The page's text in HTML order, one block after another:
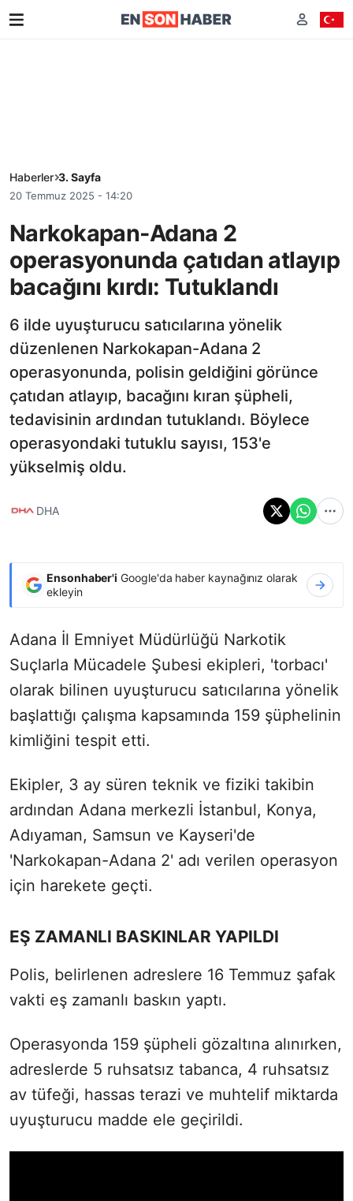
Haberler 3. Sayfa
20 Temmuz 2025 - 14:20
Narkokapan-Adana 2
operasyonunda çatıdan atlayıp
bacağını kırdı: Tutuklandı
6 ilde uyuşturucu satıcılarına yönelik
düzenlenen Narkokapan-Adana 2
operasyonunda, polisin geldiğini görünce
çatıdan atlayıp, bacağını kıran şüpheli,
tedavisinin ardından tutuklandı. Böylece
operasyondaki tutuklu sayısı, 153'e
yükselmiş oldu.
DHA
Ensonhaber'i Google'da haber kaynağınız olarak
ekleyin
Adana İl Emniyet Müdürlüğü Narkotik
Suçlarla Mücadele Şubesi ekipleri, 'torbacı'
olarak bilinen uyuşturucu satıcılarına yönelik
başlattığı çalışma kapsamında 159 şüphelinin
kimliğini tespit etti.
Ekipler, 3 ay süren teknik ve fiziki takibin
ardından Adana merkezli İstanbul, Konya,
Adıyaman, Samsun ve Kayseri'de
'Narkokapan-Adana 2' adı verilen operasyon
için harekete geçti.
EŞ ZAMANLI BASKINLAR YAPILDI
Polis, belirlenen adreslere 16 Temmuz şafak
vakti eş zamanlı baskın yaptı.
Operasyonda 159 şüpheli gözaltına alınırken,
adreslerde 5 ruhsatsız tabanca, 4 ruhsatsız
av tüfeği, hassas terazi ve muhtelif miktarda
uyuşturucu madde ele geçirildi.